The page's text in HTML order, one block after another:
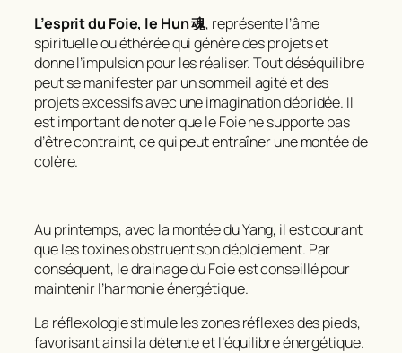
L’esprit du Foie, le Hun 魂, représente l’âme
spirituelle ou éthérée qui génère des projets et
donne l’impulsion pour les réaliser. Tout déséquilibre
peut se manifester par un sommeil agité et des
projets excessifs avec une imagination débridée. Il
est important de noter que le Foie ne supporte pas
d’être contraint, ce qui peut entraîner une montée de
colère.
Au printemps, avec la montée du Yang, il est courant
que les toxines obstruent son déploiement. Par
conséquent, le drainage du Foie est conseillé pour
maintenir l’harmonie énergétique.
La réflexologie stimule les zones réflexes des pieds,
favorisant ainsi la détente et l’équilibre énergétique.